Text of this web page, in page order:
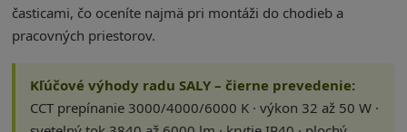
časticami, čo oceníte najmä pri montáži do chodieb a
pracovných priestorov.
Kľúčové výhody radu SALY – čierne prevedenie:
CCT prepínanie 3000/4000/6000 K · výkon 32 až 50 W ·